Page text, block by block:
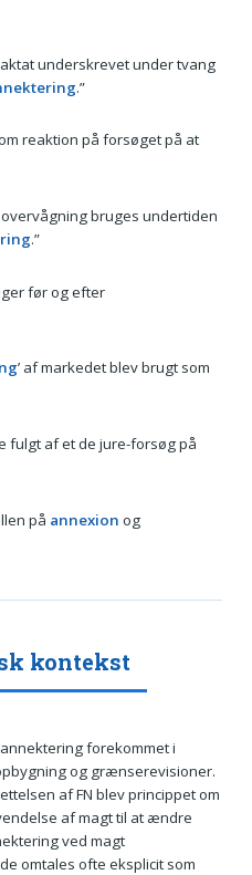
underskrevet under tvang
.”
reaktion på forsøget på at
bruges undertiden
.”
før og efter
’ af markedet blev brugt som
fulgt af et de jure-forsøg på
på annexion og
kontekst
forekommet i
og grænserevisioner.
af FN blev princippet om
af magt til at ændre
ved magt
omtales ofte eksplicit som